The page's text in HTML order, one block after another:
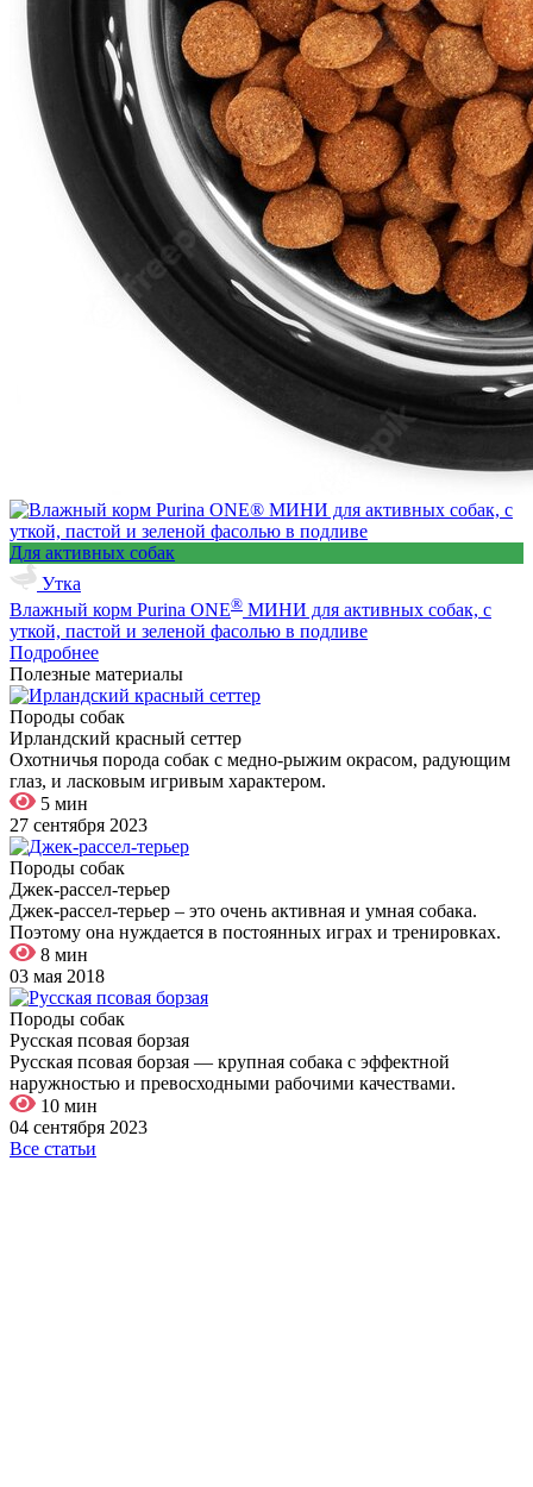
Для активных собак
Утка
Влажный корм Purina ONE® МИНИ для активных собак, с
уткой, пастой и зеленой фасолью в подливе
Подробнее
Полезные материалы
Породы собак
Ирландский красный сеттер
Охотничья порода собак с медно-рыжим окрасом, радующим
глаз, и ласковым игривым характером.
5 мин
27 сентября 2023
Породы собак
Джек-рассел-терьер
Джек-рассел-терьер – это очень активная и умная собака.
Поэтому она нуждается в постоянных играх и тренировках.
8 мин
03 мая 2018
Породы собак
Русская псовая борзая
Русская псовая борзая — крупная собака с эффектной
наружностью и превосходными рабочими качествами.
10 мин
04 сентября 2023
Все статьи